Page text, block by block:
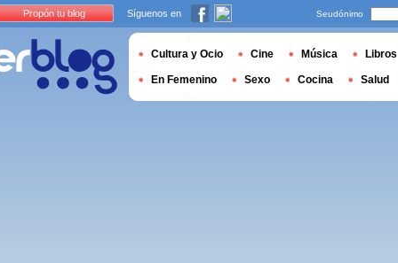
Propón tu blog Síguenos en Seudónimo
Cultura y Ocio Cine Música Libros
En Femenino Sexo Cocina Salud